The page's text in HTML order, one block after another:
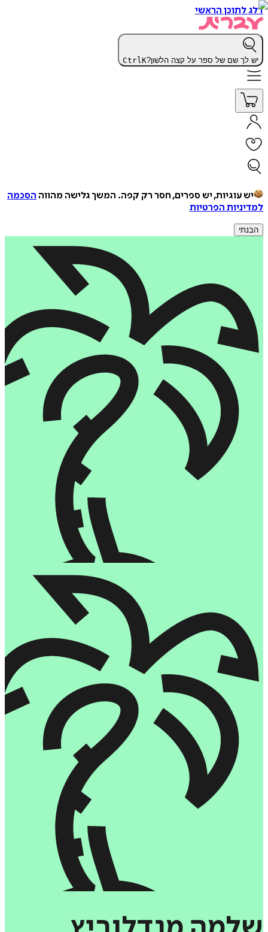
דלג לתוכן הראשי
יש לך שם של ספר על קצה הלשון? CtrlK
יש עוגיות, יש ספרים, חסר רק קפה. המשך גלישה מהווה הסכמה
למדיניות הפרטיות
הבנתי